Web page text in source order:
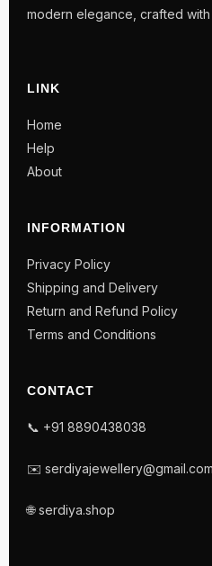
modern elegance, crafted
LINK
Home
Help
About
INFORMATION
Privacy Policy
Shipping and Delivery
Return and Refund Policy
Terms and Conditions
CONTACT
📞 +91 8890438038
✉️ serdiyajewellery@gmail.com
🌐 serdiya.shop